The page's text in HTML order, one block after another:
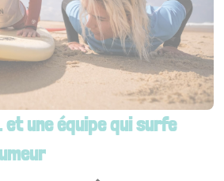
et une équipe qui surfe